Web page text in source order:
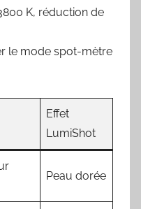
K, réduction de
le mode spot-mètre
Effet
LumiShot
Peau dorée